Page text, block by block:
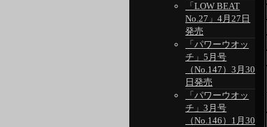
「LOW BEAT
No.27」4月27日
発売
「パワーウオッ
チ」5月号
（No.147）3月30
日発売
「パワーウオッ
チ」3月号
（No.146）1月30